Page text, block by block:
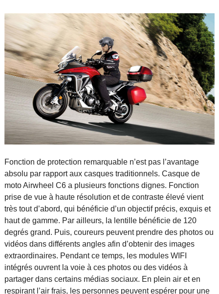
Fonction de protection remarquable n’est pas l’avantage
absolu par rapport aux casques traditionnels. Casque de
moto Airwheel C6 a plusieurs fonctions dignes. Fonction
prise de vue à haute résolution et de contraste élevé vient
très tout d’abord, qui bénéficie d’un objectif précis, exquis et
haut de gamme. Par ailleurs, la lentille bénéficie de 120
degrés grand. Puis, coureurs peuvent prendre des photos ou
vidéos dans différents angles afin d’obtenir des images
extraordinaires. Pendant ce temps, les modules WIFI
intégrés ouvrent la voie à ces photos ou des vidéos à
partager dans certains médias sociaux. En plein air et en
respirant l’air frais, les personnes peuvent espérer pour une